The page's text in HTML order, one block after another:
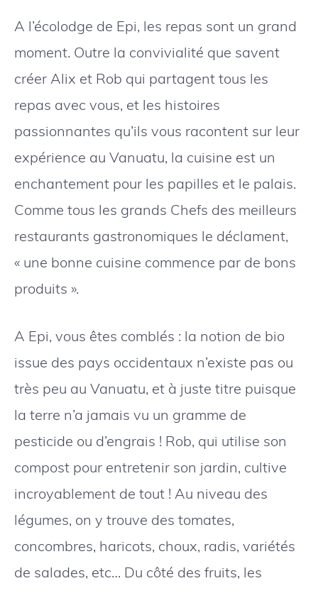
A l’écolodge de Epi, les repas sont un grand
moment. Outre la convivialité que savent
créer Alix et Rob qui partagent tous les
repas avec vous, et les histoires
passionnantes qu’ils vous racontent sur leur
expérience au Vanuatu, la cuisine est un
enchantement pour les papilles et le palais.
Comme tous les grands Chefs des meilleurs
restaurants gastronomiques le déclament,
« une bonne cuisine commence par de bons
produits ».
A Epi, vous êtes comblés : la notion de bio
issue des pays occidentaux n’existe pas ou
très peu au Vanuatu, et à juste titre puisque
la terre n’a jamais vu un gramme de
pesticide ou d’engrais ! Rob, qui utilise son
compost pour entretenir son jardin, cultive
incroyablement de tout ! Au niveau des
légumes, on y trouve des tomates,
concombres, haricots, choux, radis, variétés
de salades, etc… Du côté des fruits, les